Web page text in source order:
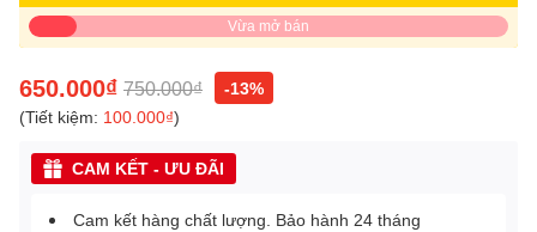
Vừa mở bán
650.000₫ 750.000₫
-13%
(Tiết kiệm: 100.000₫)
CAM KẾT - ƯU ĐÃI
Cam kết hàng chất lượng. Bảo hành 24 tháng